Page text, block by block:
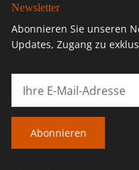
Newsletter
Abonnieren Sie unseren
Updates, Zugang zu
Abonnieren